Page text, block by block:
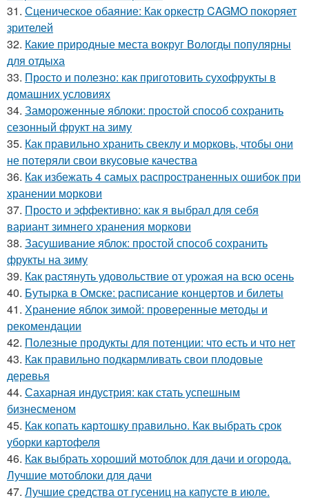
31. Сценическое обаяние: Как оркестр CAGMO покоряет
зрителей
32. Какие природные места вокруг Вологды популярны
для отдыха
33. Просто и полезно: как приготовить сухофрукты в
домашних условиях
34. Замороженные яблоки: простой способ сохранить
сезонный фрукт на зиму
35. Как правильно хранить свеклу и морковь, чтобы они
не потеряли свои вкусовые качества
36. Как избежать 4 самых распространенных ошибок при
хранении моркови
37. Просто и эффективно: как я выбрал для себя
вариант зимнего хранения моркови
38. Засушивание яблок: простой способ сохранить
фрукты на зиму
39. Как растянуть удовольствие от урожая на всю осень
40. Бутырка в Омске: расписание концертов и билеты
41. Хранение яблок зимой: проверенные методы и
рекомендации
42. Полезные продукты для потенции: что есть и что нет
43. Как правильно подкармливать свои плодовые
деревья
44. Сахарная индустрия: как стать успешным
бизнесменом
45. Как копать картошку правильно. Как выбрать срок
уборки картофеля
46. Как выбрать хороший мотоблок для дачи и огорода.
Лучшие мотоблоки для дачи
47. Лучшие средства от гусениц на капусте в июле.